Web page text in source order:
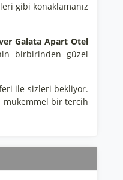
gibi konaklamanız
Galata Apart Otel
birbirinden güzel
ile sizleri bekliyor.
bir tercih